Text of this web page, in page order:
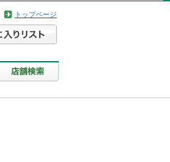
トップページ